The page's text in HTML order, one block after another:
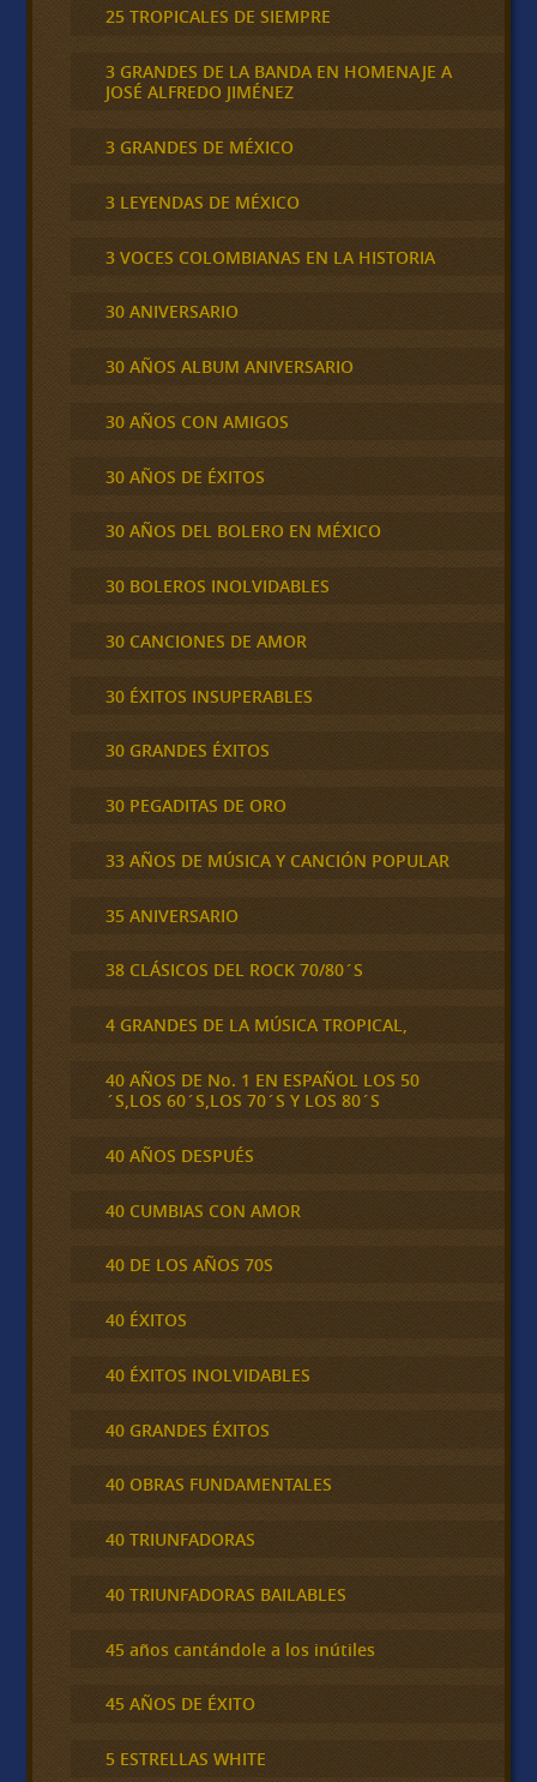
25 TROPICALES DE SIEMPRE
3 GRANDES DE LA BANDA EN HOMENAJE A
JOSÉ ALFREDO JIMÉNEZ
3 GRANDES DE MÉXICO
3 LEYENDAS DE MÉXICO
3 VOCES COLOMBIANAS EN LA HISTORIA
30 ANIVERSARIO
30 AÑOS ALBUM ANIVERSARIO
30 AÑOS CON AMIGOS
30 AÑOS DE ÉXITOS
30 AÑOS DEL BOLERO EN MÉXICO
30 BOLEROS INOLVIDABLES
30 CANCIONES DE AMOR
30 ÉXITOS INSUPERABLES
30 GRANDES ÉXITOS
30 PEGADITAS DE ORO
33 AÑOS DE MÚSICA Y CANCIÓN POPULAR
35 ANIVERSARIO
38 CLÁSICOS DEL ROCK 70/80´S
4 GRANDES DE LA MÚSICA TROPICAL,
40 AÑOS DE No. 1 EN ESPAÑOL LOS 50
´S,LOS 60´S,LOS 70´S Y LOS 80´S
40 AÑOS DESPUÉS
40 CUMBIAS CON AMOR
40 DE LOS AÑOS 70S
40 ÉXITOS
40 ÉXITOS INOLVIDABLES
40 GRANDES ÉXITOS
40 OBRAS FUNDAMENTALES
40 TRIUNFADORAS
40 TRIUNFADORAS BAILABLES
45 años cantándole a los inútiles
45 AÑOS DE ÉXITO
5 ESTRELLAS WHITE